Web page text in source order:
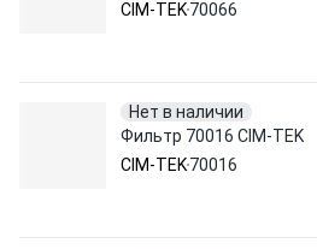
CIM-TEK70066
Нет в наличии
Фильтр 70016 CIM-TEK
CIM-TEK70016